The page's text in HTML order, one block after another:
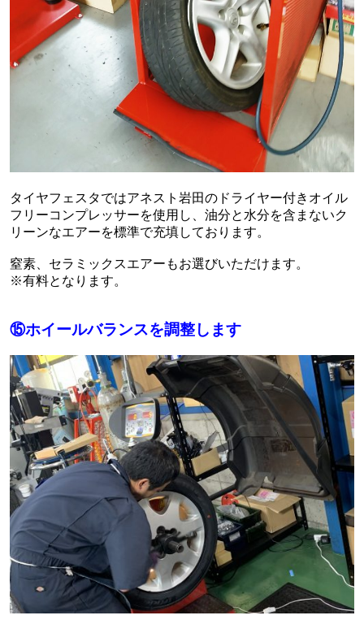
タイヤフェスタではアネスト岩田のドライヤー付きオイル
フリーコンプレッサーを使用し、油分と水分を含まないク
リーンなエアーを標準で充填しております。
窒素、セラミックスエアーもお選びいただけます。
※有料となります。
⑮ホイールバランスを調整します